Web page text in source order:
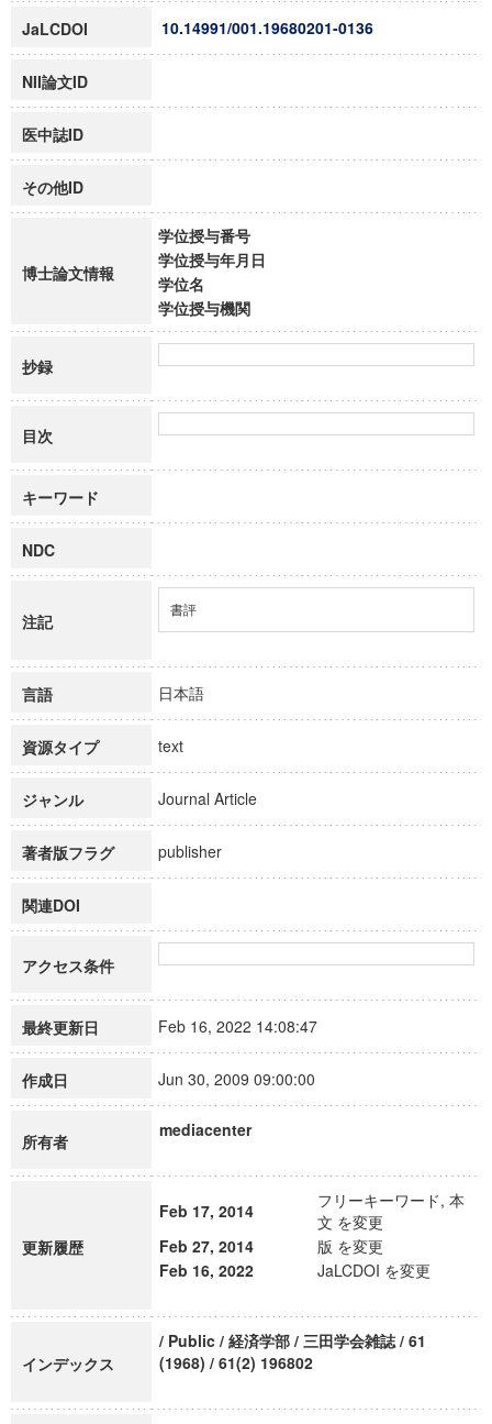
JaLCDOI 10.14991/001.19680201-0136
NII論文ID
医中誌ID
その他ID
博士論文情報
学位授与番号
学位授与年月日
学位名
学位授与機関
抄録
目次
キーワード
NDC
注記
書評
言語 日本語
資源タイプ text
ジャンル Journal Article
著者版フラグ publisher
関連DOI
アクセス条件
最終更新日 Feb 16, 2022 14:08:47
作成日 Jun 30, 2009 09:00:00
所有者
mediacenter
更新履歴
Feb 17, 2014
フリーキーワード, 本
文 を変更
Feb 27, 2014
版 を変更
Feb 16, 2022
JaLCDOI を変更
インデックス
/ Public / 経済学部 / 三田学会雑誌 / 61
(1968) / 61(2) 196802